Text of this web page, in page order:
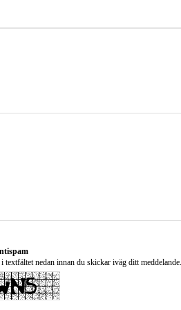
nedan innan du skickar iväg ditt meddelande.